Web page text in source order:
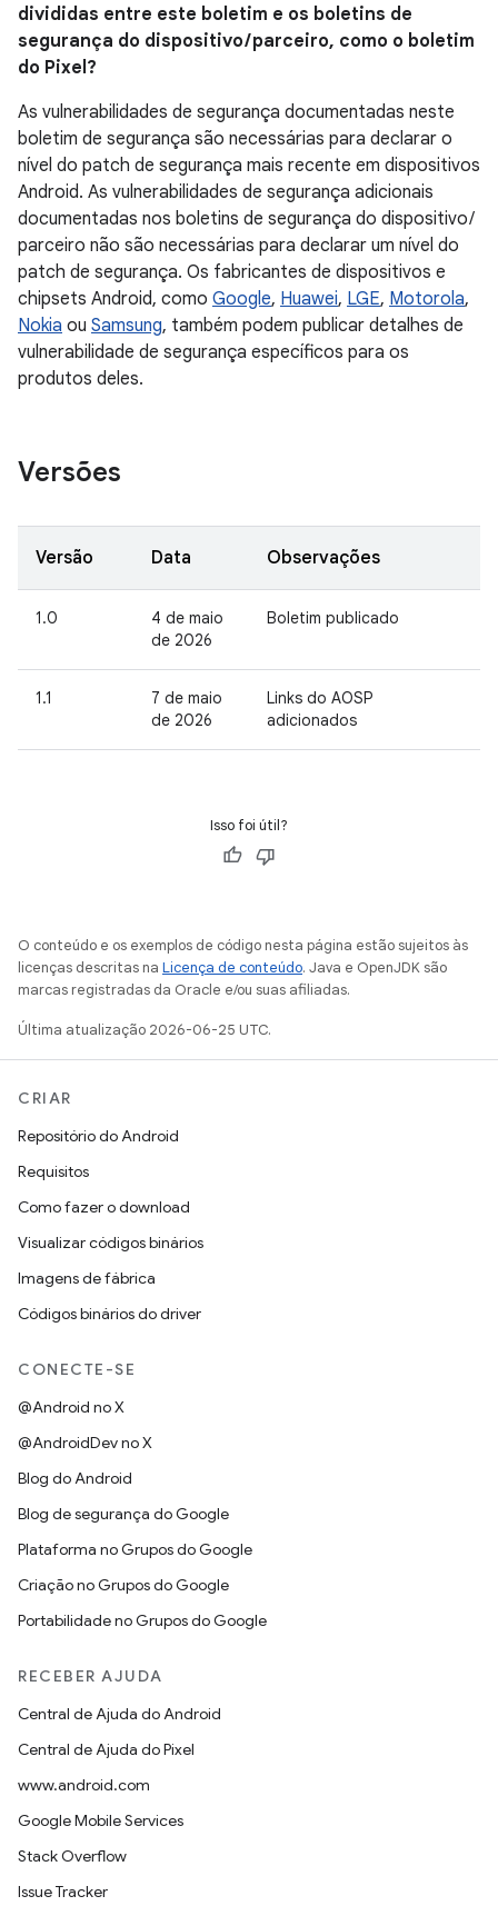
divididas entre este boletim e os boletins de
segurança do dispositivo / parceiro, como o boletim
do Pixel?
As vulnerabilidades de segurança documentadas neste
boletim de segurança são necessárias para declarar o
nível do patch de segurança mais recente em dispositivos
Android. As vulnerabilidades de segurança adicionais
documentadas nos boletins de segurança do dispositivo /
parceiro não são necessárias para declarar um nível do
patch de segurança. Os fabricantes de dispositivos e
chipsets Android, como Google, Huawei, LGE, Motorola,
Nokia ou Samsung, também podem publicar detalhes de
vulnerabilidade de segurança específicos para os
produtos deles.
Versões
Versão Data Observações
1.0
4 de maio
de 2026
Boletim publicado
1.1
7 de maio
de 2026
Links do AOSP
adicionados
Isso foi útil?
O conteúdo e os exemplos de código nesta página estão sujeitos às
licenças descritas na Licença de conteúdo. Java e OpenJDK são
marcas registradas da Oracle e/ou suas afiliadas.
Última atualização 2026-06-25 UTC.
CRIAR
Repositório do Android
Requisitos
Como fazer o download
Visualizar códigos binários
Imagens de fábrica
Códigos binários do driver
CONECTE-SE
@Android no X
@AndroidDev no X
Blog do Android
Blog de segurança do Google
Plataforma no Grupos do Google
Criação no Grupos do Google
Portabilidade no Grupos do Google
RECEBER AJUDA
Central de Ajuda do Android
Central de Ajuda do Pixel
www.android.com
Google Mobile Services
Stack Overflow
Issue Tracker